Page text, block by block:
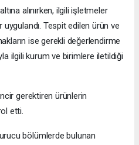
alınırken, ilgili işletmeler
Tespit edilen ürün ve
ise gerekli değerlendirme
ilgili kurum ve birimlere iletildiği
gerektiren ürünlerin
etti.
bölümlerde bulunan